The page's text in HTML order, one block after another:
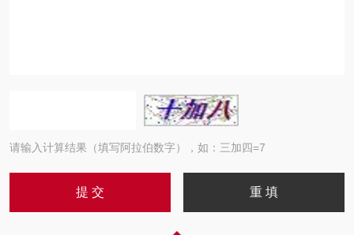
请输入计算结果（填写阿拉伯数字），如：三加四=7